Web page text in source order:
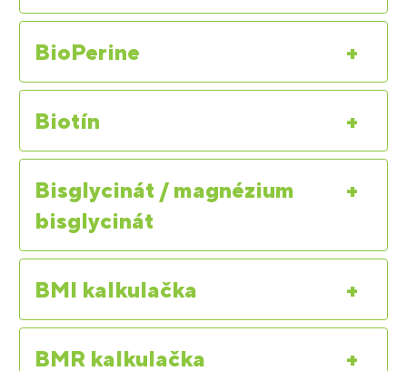
+
BioPerine
+
Biotín
+
Bisglycinát / magnézium
bisglycinát
+
BMI kalkulačka
+
BMR kalkulačka